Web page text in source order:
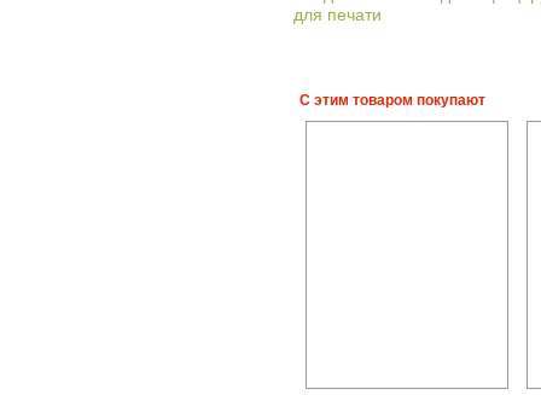
для печати
С этим товаром покупают